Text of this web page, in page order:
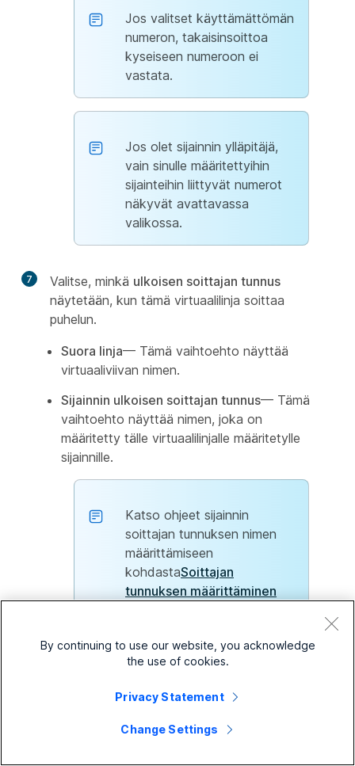
Jos valitset käyttämättömän
numeron, takaisinsoittoa
kyseiseen numeroon ei
vastata.
Jos olet sijainnin ylläpitäjä,
vain sinulle määritettyihin
sijainteihin liittyvät numerot
näkyvät avattavassa
valikossa.
7 Valitse, minkä ulkoisen soittajan tunnus
näytetään, kun tämä virtuaalilinja soittaa
puhelun.
Suora linja— Tämä vaihtoehto näyttää
virtuaaliviivan nimen.
Sijainnin ulkoisen soittajan tunnus— Tämä
vaihtoehto näyttää nimen, joka on
määritetty tälle virtuaalilinjalle määritetylle
sijainnille.
Katso ohjeet sijainnin
soittajan tunnuksen nimen
määrittämiseen
kohdastaSoittajan
tunnuksen määrittäminen
Muun ulkoisen soittajan tunnus
syötetyn nimen.
By continuing to use our website, you acknowledge
the use of cookies.
Privacy Statement
Change Settings